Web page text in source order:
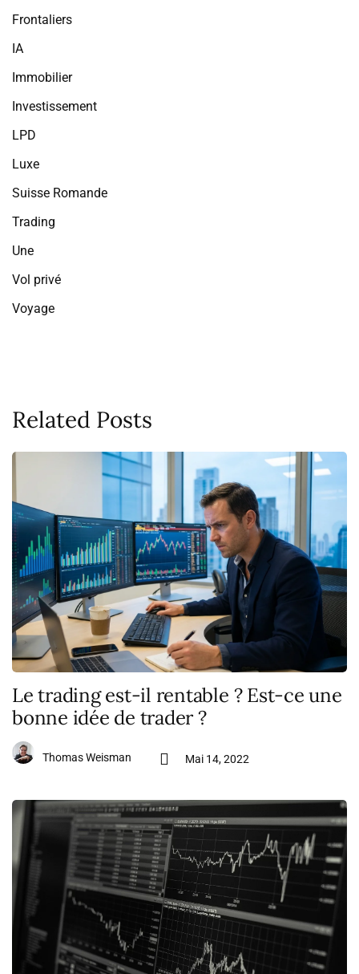
Frontaliers
IA
Immobilier
Investissement
LPD
Luxe
Suisse Romande
Trading
Une
Vol privé
Voyage
Related Posts
Le trading est-il rentable ? Est-ce une
bonne idée de trader ?
Thomas Weisman Mai 14, 2022